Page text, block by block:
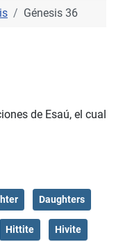
Génesis 36
de Esaú, el cual
Daughters
Hittite Hivite